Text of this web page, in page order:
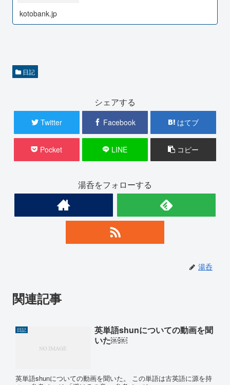
kotobank.jp
日記
シェアする
Twitter Facebook はてブ
Pocket LINE コピー
湯呑をフォローする
湯呑
関連記事
日記
英単語shunについての動画を聞
いた￼￼
英単語shunについての動画を聞いた。 この単語は古英語に源を持